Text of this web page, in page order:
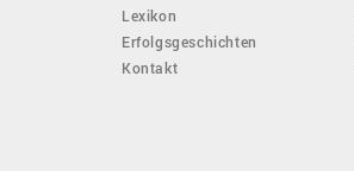
Lexikon
Erfolgsgeschichten
Kontakt